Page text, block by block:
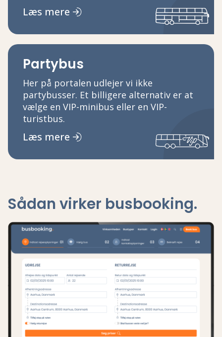
Læs mere
Partybus
Her på portalen udlejer vi ikke
partybusser. Et billigere alternativ er at
vælge en VIP-minibus eller en VIP-
turistbus.
Læs mere
Sådan virker busbooking.